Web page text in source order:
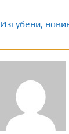
Изгубени,